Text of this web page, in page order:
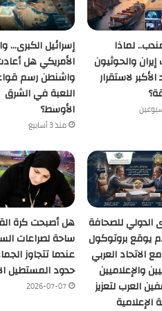
المناخي…
العالم
رسالة قوة من الاقتصاد المصري.. صافي الاحتياطي الأجنبي يسجل قفزة تاريخية ويصل إلى 56.29 مليار دولار بنهاية يوليو
منذ 5 أيام
القطار الكهربائي السريع… بين الجدل والفرصة
لماذا
والحوثيون
الأكبر لاستقرار
إسرائيل الكبرى…
الأمريكي هل
واشنطن رسم
اللعبة في الشرق
الأوسط؟
منذ 3 أسابيع
الدولي للصحافة
يوقع بروتوكول
الاتحاد العربي
والإعلاميين
العرب لتعزيز
الإعلامية
هل أصبحت كرة
ساحة لصراعات
عندما تتجاوز
حدود المستطيل
2026-07-07